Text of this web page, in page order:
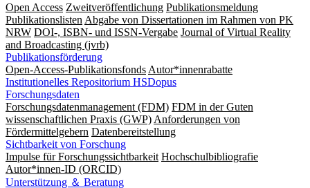
Open Access Zweitveröffentlichung Publikationsmeldung
Publikationslisten Abgabe von Dissertationen im Rahmen von PK
NRW DOI-, ISBN- und ISSN-Vergabe Journal of Virtual Reality
and Broadcasting (jvrb)
Publikationsförderung
Open-Access-Publikationsfonds Autor*innenrabatte
Institutionelles Repositorium HSDopus
Forschungsdaten
Forschungsdatenmanagement (FDM) FDM in der Guten
wissenschaftlichen Praxis (GWP) Anforderungen von
Fördermittelgebern Datenbereitstellung
Sichtbarkeit von Forschung
Impulse für Forschungssichtbarkeit Hochschulbibliografie
Autor*innen-ID (ORCID)
Unterstützung ＆ Beratung